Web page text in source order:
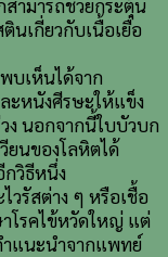
ามารถช่วยกระตุ้น
นเกี่ยวกับเนื้อเยื่อ
บเห็นได้จาก
ะหนังศีรษะให้แข็ง
ง นอกจากนี้ใบบัวบก
ยนของโลหิตได้
วิธีหนึ่ง
วรัสต่าง ๆ หรือเชื้อ
โรคไข้หวัดใหญ่ แต่
ำแนะนำจากแพทย์